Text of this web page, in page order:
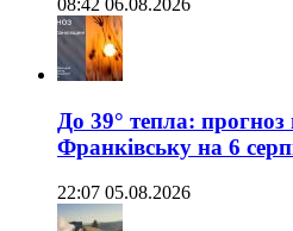
08:42 06.08.2026
До 39° тепла: прогноз
Франківську на 6
22:07 05.08.2026